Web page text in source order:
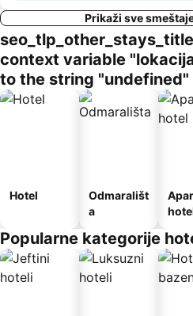
Prikaži sve
context variable
to the string "undefined"
Hotel
Odmarališt
a
Popularne kategorije